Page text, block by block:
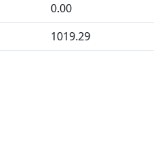
0.00
1019.29